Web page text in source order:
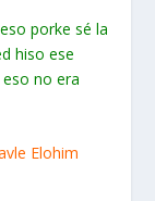
porke sé la
hiso ese
no era
Elohim